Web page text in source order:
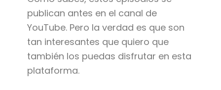
publican antes en el canal de
YouTube. Pero la verdad es que son
tan interesantes que quiero que
también los puedas disfrutar en esta
plataforma.